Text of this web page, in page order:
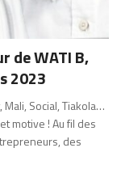
de WATI B,
2023
Social, Tiakola…
motive ! Au fil des
des